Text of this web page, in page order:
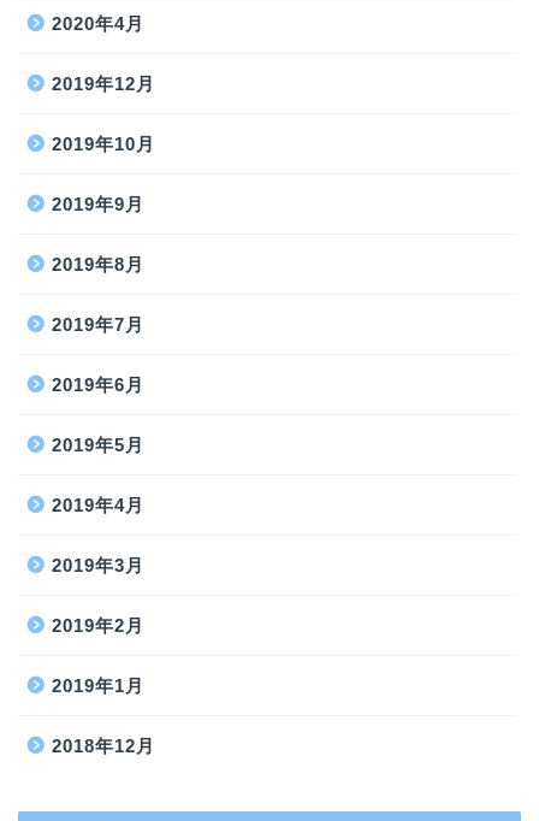
2020年4月
2019年12月
2019年10月
2019年9月
2019年8月
2019年7月
2019年6月
2019年5月
2019年4月
2019年3月
2019年2月
2019年1月
2018年12月